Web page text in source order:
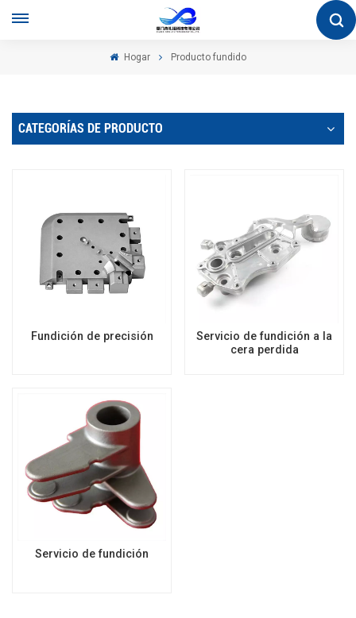
Hogar Producto fundido
CATEGORÍAS DE PRODUCTO
Fundición de precisión
Servicio de fundición a la
cera perdida
Servicio de fundición